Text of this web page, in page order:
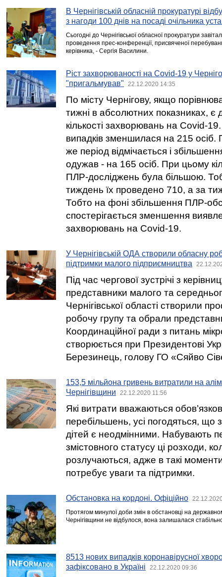
В Чернігівській обласній прокуратурі
з нагоди 100 днів на посаді очільника
Сьогодні до Чернігівської обласної прокуратури
проведення прес-конференції, присвяченої
керівника, - Сергія Василини.
Ріст захворюваності на Covid-19 у
"пригальмував"
22.12.2020 14:35
По місту Чернігову, якщо
тижні в абсолютних показниках,
кількості захворювань на Covid-
випадків зменшилася на 215
же період відмічається і
одужав - на 165 осіб. При цьому
ПЛР-досліджень була більшою.
тиждень їх проведено 710, а за
Тобто на фоні збільшення ПЛР-
спостерігається зменшення
захворювань на Covid-19.
У Чернігівській ОДА створили обласну
підтримки малого підприємництва
Під час чергової зустрічі з
представники малого та
Чернігівської області створили
робочу групу та обрали
Координаційної ради з питань
створюється при Президентові
Березинець, голову ГО «Сяйво
153,5 мільйона гривень витратили на
Чернігівщини
22.12.2020 11:56
Які витрати вважаються
перебільшень, усі погодяться, що
дітей є неодмінними. Набувають
змістовного статусу ці розходи,
розлучаються, адже в такі
потребує уваги та підтримки.
Обстановка на кордоні. Офіційно
Протягом минулої доби змін в обстановці на
Чернігівщини не відбулося, вона залишалася
8513 нових випадків коронавірусної
зафіксовано в Україні
22.12.2020 09:36